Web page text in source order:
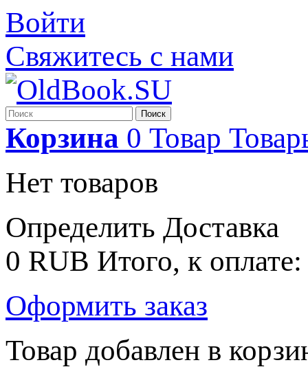
Войти
Свяжитесь с нами
Поиск
Корзина 0 Товар
Нет товаров
Определить Доставка
0 RUB Итого, к оплате:
Оформить заказ
Товар добавлен в